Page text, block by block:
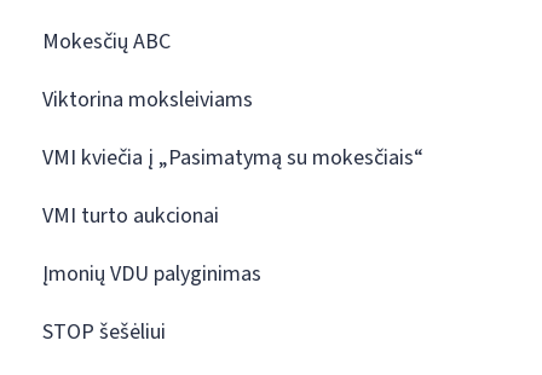
Mokesčių ABC
Viktorina moksleiviams
VMI kviečia į „Pasimatymą su mokesčiais“
VMI turto aukcionai
Įmonių VDU palyginimas
STOP šešėliui